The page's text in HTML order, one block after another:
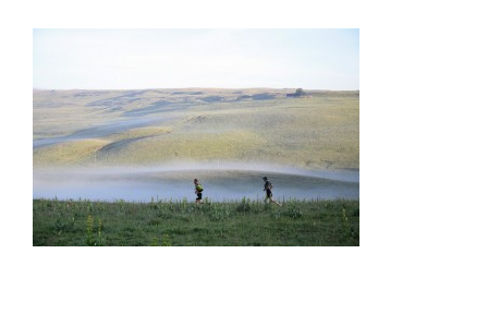
Accommodation
Photo Gallery
Reservations
Contact